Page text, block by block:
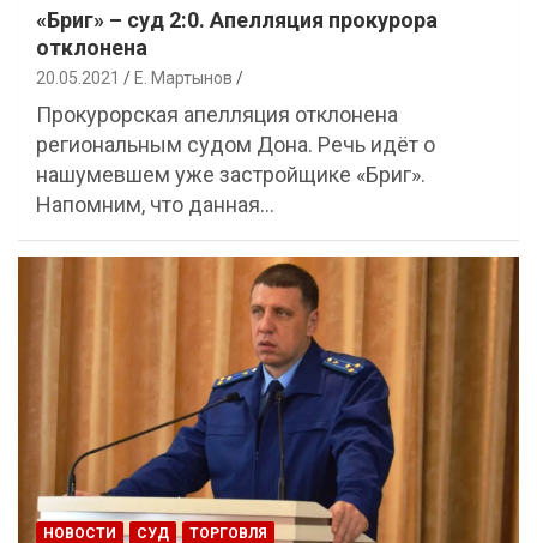
«Бриг» – суд 2:0. Апелляция прокурора
отклонена
20.05.2021 Е. Мартынов
Прокурорская апелляция отклонена
региональным судом Дона. Речь идёт о
нашумевшем уже застройщике «Бриг».
Напомним, что данная…
НОВОСТИ СУД ТОРГОВЛЯ